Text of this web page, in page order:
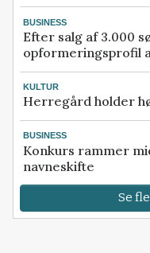
BUSINESS
Efter salg af 3.000
opformeringsprofil
KULTUR
Herregård holder
BUSINESS
Konkurs rammer
navneskifte
Se